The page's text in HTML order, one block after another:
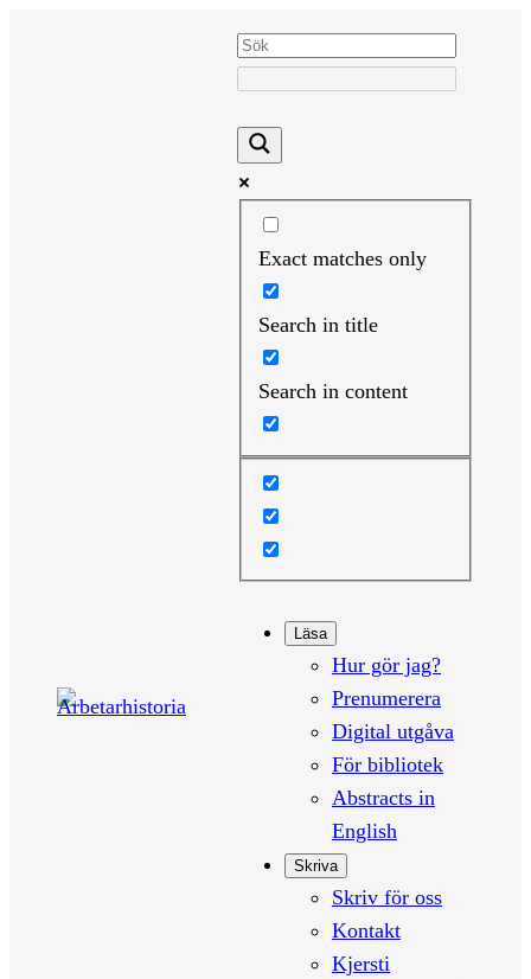
Exact matches only
Search in title
Search in content
Läsa
Hur gör jag?
Prenumerera
Digital utgåva
För bibliotek
Abstracts in
English
Skriva
Skriv för oss
Kontakt
Kjersti